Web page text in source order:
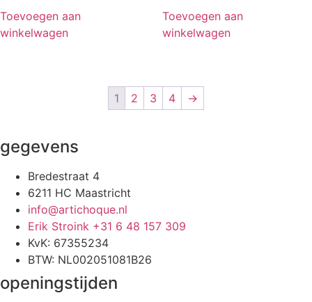
Toevoegen aan
winkelwagen
Toevoegen aan
winkelwagen
1 2 3 4 →
gegevens
Bredestraat 4
6211 HC Maastricht
info@artichoque.nl
Erik Stroink +31 6 48 157 309
KvK: 67355234
BTW: NL002051081B26
openingstijden